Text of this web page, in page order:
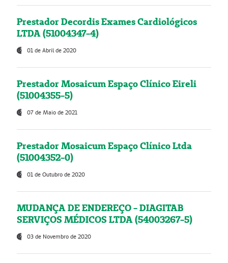
Prestador Decordis Exames Cardiológicos
LTDA (51004347-4)
01 de Abril de 2020
Prestador Mosaicum Espaço Clínico Eireli
(51004355-5)
07 de Maio de 2021
Prestador Mosaicum Espaço Clínico Ltda
(51004352-0)
01 de Outubro de 2020
MUDANÇA DE ENDEREÇO - DIAGITAB
SERVIÇOS MÉDICOS LTDA (54003267-5)
03 de Novembro de 2020